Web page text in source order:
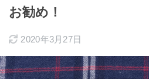
お勧め！
2020年3月27日